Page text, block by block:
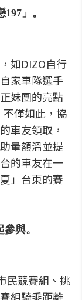
」。
如DIZO自行
家車隊選手
妹團的亮點
僅如此，協
車友領取，
量額溫並提
的車友在一
」台東的賽
與。
民競賽組、挑
組騎乘距離